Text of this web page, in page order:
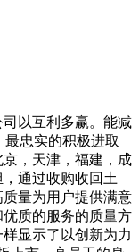
以互利多赢。能减
忠实的积极进取
，天津，福建，成
通过收购收回土
量为用户提供满意
质的服务的质量方
显示了以创新为力